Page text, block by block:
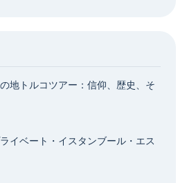
地トルコツアー：信仰、歴史、そ
イベート・イスタンブール・エス